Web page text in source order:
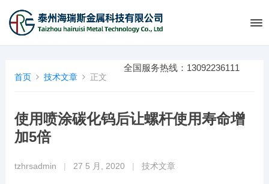
全国服务热线：13092236111
首页 技术文章 正文
使用喷涂碳化钨后让螺杆使用寿命增
加5倍
tzhrsadmin 27 5 月, 2020 技术文章